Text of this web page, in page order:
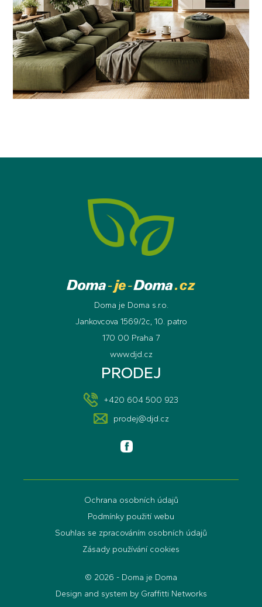
PRODEJ
+420 604 500 923
prodej@djd.cz
Doma je Doma s.r.o.
Jankovcova 1569/2c, 10. patro
170 00 Praha 7
www.djd.cz
Ochrana osobních údajů
Podmínky použití webu
Souhlas se zpracováním osobních údajů
Zásady používání cookies
© 2026 - Doma je Doma
Design and system by Graffitti Networks